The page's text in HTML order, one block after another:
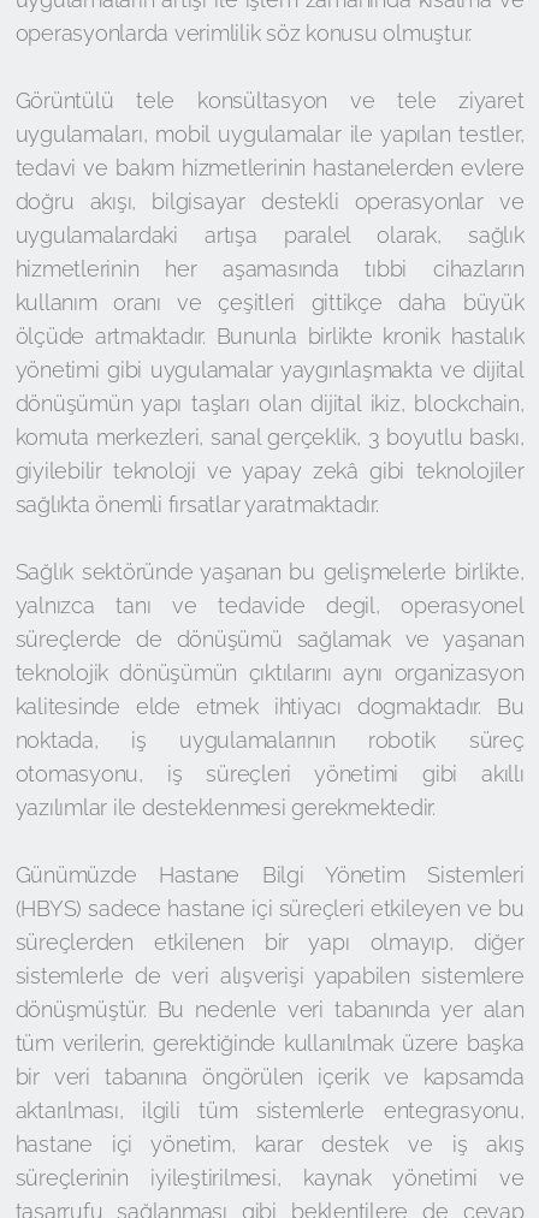
operasyonlarda verimlilik söz konusu olmuştur.
Görüntülü tele konsültasyon ve tele ziyaret
uygulamaları, mobil uygulamalar ile yapılan testler,
tedavi ve bakım hizmetlerinin hastanelerden evlere
doğru akışı, bilgisayar destekli operasyonlar ve
uygulamalardaki artışa paralel olarak, sağlık
hizmetlerinin her aşamasında tıbbi cihazların
kullanım oranı ve çeşitleri gittikçe daha büyük
ölçüde artmaktadır. Bununla birlikte kronik hastalık
yönetimi gibi uygulamalar yaygınlaşmakta ve dijital
dönüşümün yapı taşları olan dijital ikiz, blockchain,
komuta merkezleri, sanal gerçeklik, 3 boyutlu baskı,
giyilebilir teknoloji ve yapay zekâ gibi teknolojiler
sağlıkta önemli fırsatlar yaratmaktadır.
Sağlık sektöründe yaşanan bu gelişmelerle birlikte,
yalnızca tanı ve tedavide degil, operasyonel
süreçlerde de dönüşümü sağlamak ve yaşanan
teknolojik dönüşümün çıktılarını aynı organizasyon
kalitesinde elde etmek ihtiyacı dogmaktadır. Bu
noktada, iş uygulamalarının robotik süreç
otomasyonu, iş süreçleri yönetimi gibi akıllı
yazılımlar ile desteklenmesi gerekmektedir.
Günümüzde Hastane Bilgi Yönetim Sistemleri
(HBYS) sadece hastane içi süreçleri etkileyen ve bu
süreçlerden etkilenen bir yapı olmayıp, diğer
sistemlerle de veri alışverişi yapabilen sistemlere
dönüşmüştür. Bu nedenle veri tabanında yer alan
tüm verilerin, gerektiğinde kullanılmak üzere başka
bir veri tabanına öngörülen içerik ve kapsamda
aktarılması, ilgili tüm sistemlerle entegrasyonu,
hastane içi yönetim, karar destek ve iş akış
süreçlerinin iyileştirilmesi, kaynak yönetimi ve
tasarrufu sağlanması gibi beklentilere de cevap